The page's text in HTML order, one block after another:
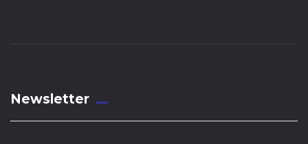
Newsletter